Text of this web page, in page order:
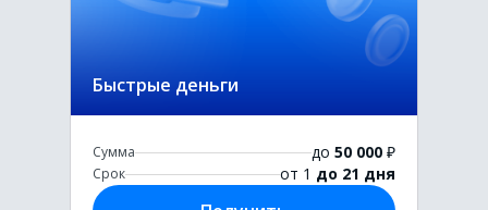
Быстрые деньги
Сумма до 50 000 ₽
Срок от 1 до 21 дня